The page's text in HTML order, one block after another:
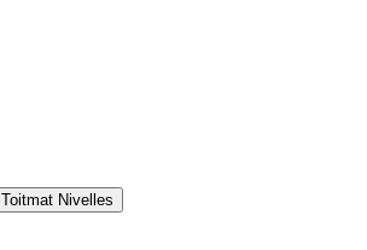
Toitmat Nivelles